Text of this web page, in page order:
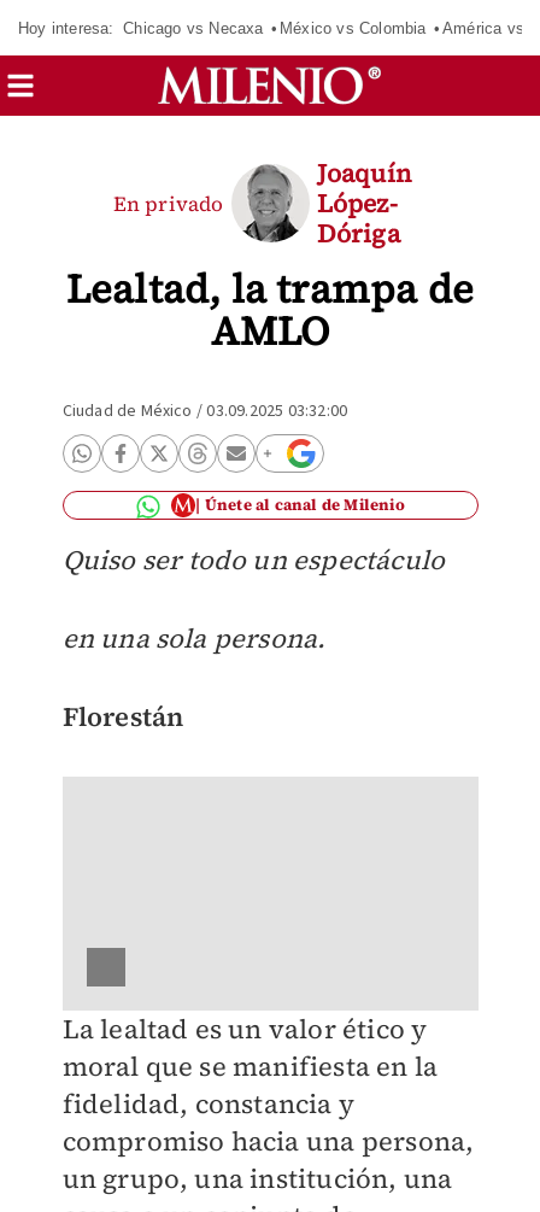
Hoy interesa: Chicago vs Necaxa México vs Colombia América vs
Lealtad, la trampa de
AMLO
En privado
Joaquín
López-
Dóriga
Ciudad de México /03.09.2025 03:32:00
Únete al canal de Milenio
Quiso ser todo un espectáculo
en una sola persona.
Florestán
La lealtad es un valor ético y
moral que se manifiesta en la
fidelidad, constancia y
compromiso hacia una persona,
un grupo, una institución, una